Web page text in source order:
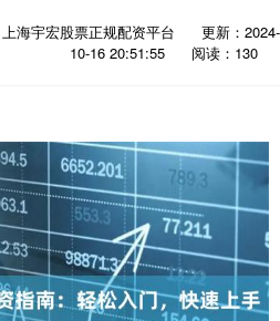
海宇宏股票正规配资平台
更新：2024-
10-16 20:51:55
阅读：130